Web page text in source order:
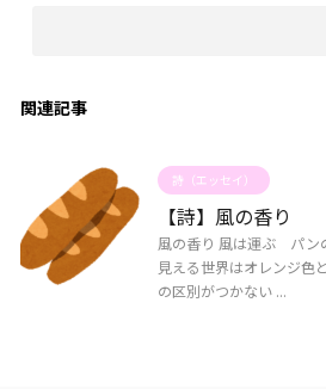
関連記事
詩（エッセイ）
【詩】風の香り
風の香り 風は運ぶ パン
見える世界はオレンジ色
の区別がつかない ...